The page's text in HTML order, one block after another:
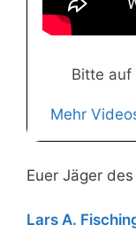
Bitte auf
Mehr
Euer Jäger
Lars A.